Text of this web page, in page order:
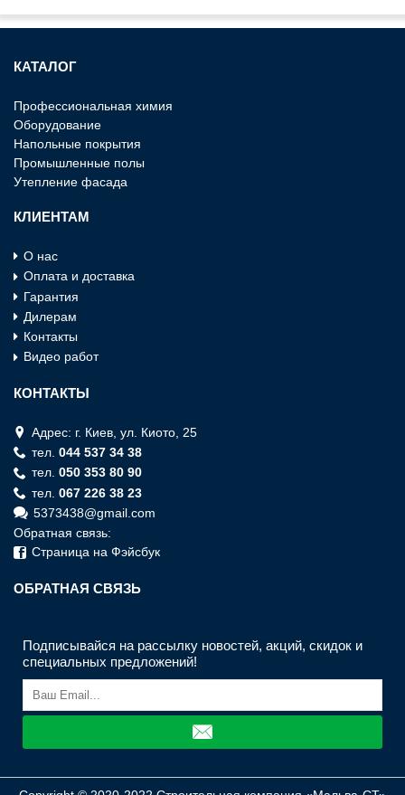
КАТАЛОГ
Профессиональная химия
Оборудование
Напольные покрытия
Промышленные полы
Утепление фасада
КЛИЕНТАМ
О нас
Оплата и доставка
Гарантия
Дилерам
Контакты
Видео работ
КОНТАКТЫ
Адрес: г. Киев, ул. Киото, 25
тел. 044 537 34 38
тел. 050 353 80 90
тел. 067 226 38 23
5373438@gmail.com
Обратная связь:
Страница на Фэйсбук
ОБРАТНАЯ СВЯЗЬ
Подписывайся на рассылку новостей, акций, скидок и
специальных предложений!